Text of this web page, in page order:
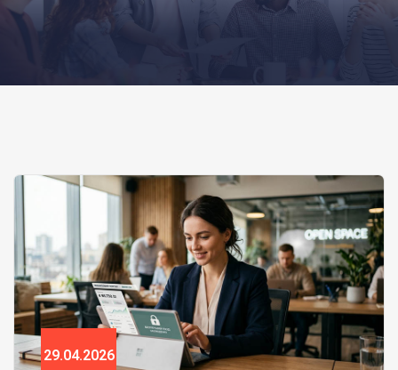
29.04.2026